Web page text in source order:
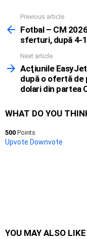
more
Previous article
Fotbal – CM
sferturi, după 4-
Next article
Acţiunile
după o ofertă de
dolari din partea
WHAT DO YOU
500 Points
Upvote Downvote
YOU MAY ALSO LIKE